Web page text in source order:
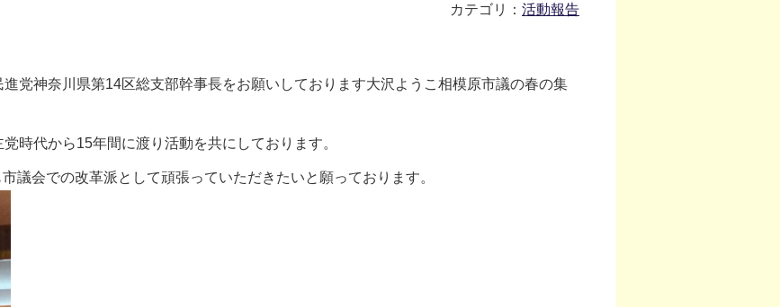
カテゴリ： 活動報告
党神奈川県第14区総支部幹事長をお願いしております大沢ようこ相模原市議の春の集
時代から15年間に渡り活動を共にしております。
議会での改革派として頑張っていただきたいと願っております。